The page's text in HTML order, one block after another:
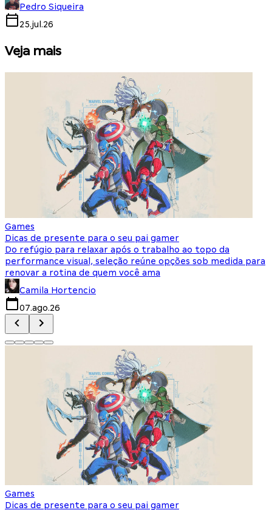
Pedro Siqueira
25.jul.26
Veja mais
Games
Dicas de presente para o seu pai gamer
Do refúgio para relaxar após o trabalho ao topo da
performance visual, seleção reúne opções sob medida para
renovar a rotina de quem você ama
Camila Hortencio
07.ago.26
Games
Dicas de presente para o seu pai gamer